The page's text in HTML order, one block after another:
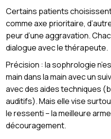
Certains patients
comme axe prioritaire,
peur d’une aggravation.
dialogue avec le thérapeute.
Précision : la sophrologie
main dans la main avec un
avec des aides techniques
auditifs). Mais elle vise
le ressenti – la meilleure
découragement.